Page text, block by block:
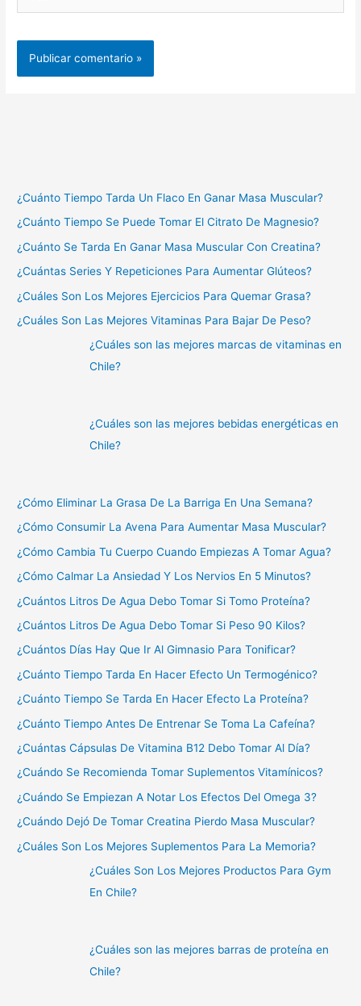
¿Cuánto Tiempo Tarda Un Flaco En Ganar Masa Muscular?
¿Cuánto Tiempo Se Puede Tomar El Citrato De Magnesio?
¿Cuánto Se Tarda En Ganar Masa Muscular Con Creatina?
¿Cuántas Series Y Repeticiones Para Aumentar Glúteos?
¿Cuáles Son Los Mejores Ejercicios Para Quemar Grasa?
¿Cuáles Son Las Mejores Vitaminas Para Bajar De Peso?
¿Cuáles son las mejores marcas de vitaminas en
Chile?
¿Cuáles son las mejores bebidas energéticas en
Chile?
¿Cómo Eliminar La Grasa De La Barriga En Una Semana?
¿Cómo Consumir La Avena Para Aumentar Masa Muscular?
¿Cómo Cambia Tu Cuerpo Cuando Empiezas A Tomar Agua?
¿Cómo Calmar La Ansiedad Y Los Nervios En 5 Minutos?
¿Cuántos Litros De Agua Debo Tomar Si Tomo Proteína?
¿Cuántos Litros De Agua Debo Tomar Si Peso 90 Kilos?
¿Cuántos Días Hay Que Ir Al Gimnasio Para Tonificar?
¿Cuánto Tiempo Tarda En Hacer Efecto Un Termogénico?
¿Cuánto Tiempo Se Tarda En Hacer Efecto La Proteína?
¿Cuánto Tiempo Antes De Entrenar Se Toma La Cafeína?
¿Cuántas Cápsulas De Vitamina B12 Debo Tomar Al Día?
¿Cuándo Se Recomienda Tomar Suplementos Vitamínicos?
¿Cuándo Se Empiezan A Notar Los Efectos Del Omega 3?
¿Cuándo Dejó De Tomar Creatina Pierdo Masa Muscular?
¿Cuáles Son Los Mejores Suplementos Para La Memoria?
¿Cuáles Son Los Mejores Productos Para Gym
En Chile?
¿Cuáles son las mejores barras de proteína en
Chile?